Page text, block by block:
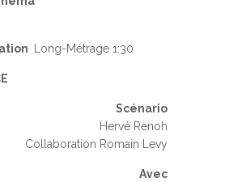
Long-Métrage 1:30
Scénario
Hervé Renoh
Collaboration Romain Levy
Avec